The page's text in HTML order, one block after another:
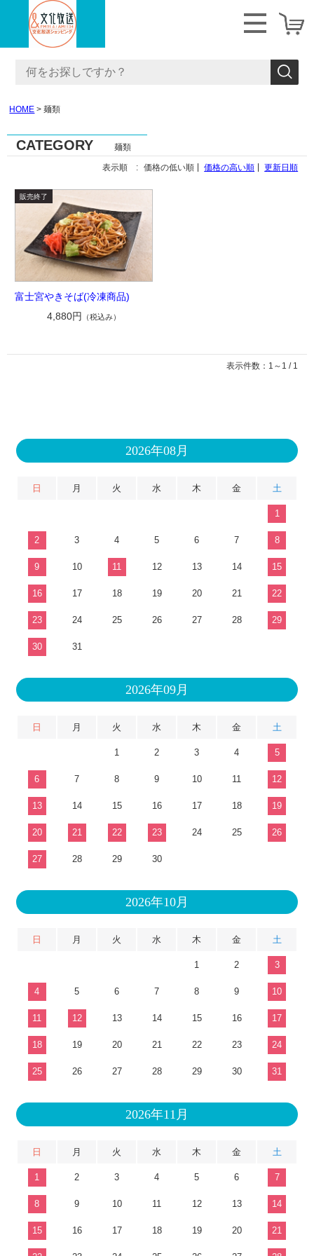
HOME 麺類
CATEGORY 麺類
表示順 : 価格の低い順 価格の高い順 更新日順
富士宮やきそば(冷凍商品)
4,880円
（税込み）
表示件数：1～1 / 1
2026年08月
日 月 火 水 木 金 土
1
2 3 4 5 6 7 8
9 10 11 12 13 14 15
16 17 18 19 20 21 22
23 24 25 26 27 28 29
30 31
2026年09月
日 月 火 水 木 金 土
1 2 3 4 5
6 7 8 9 10 11 12
13 14 15 16 17 18 19
20 21 22 23 24 25 26
27 28 29 30
2026年10月
日 月 火 水 木 金 土
1 2 3
4 5 6 7 8 9 10
11 12 13 14 15 16 17
18 19 20 21 22 23 24
25 26 27 28 29 30 31
2026年11月
日 月 火 水 木 金 土
1 2 3 4 5 6 7
8 9 10 11 12 13 14
15 16 17 18 19 20 21